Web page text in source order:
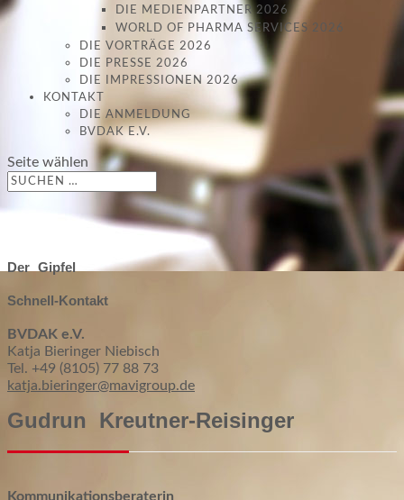
DIE MEDIENPARTNER 2026
WORLD OF PHARMA SERVICES 2026
DIE VORTRÄGE 2026
DIE PRESSE 2026
DIE IMPRESSIONEN 2026
KONTAKT
DIE ANMELDUNG
BVDAK E.V.
Seite wählen
Der Gipfel
Schnell-Kontakt
BVDAK e.V.
Katja Bieringer Niebisch
Tel. +49 (8105) 77 88 73
katja.bieringer@mavigroup.de
Gudrun Kreutner-Reisinger
Kommunikationsberaterin